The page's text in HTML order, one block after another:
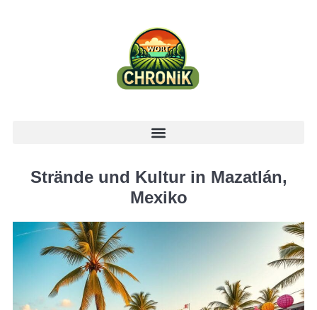
Strände und Kultur in Mazatlán,
Mexiko